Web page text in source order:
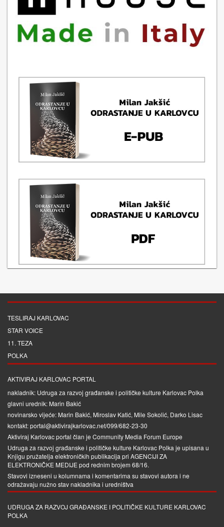
TESLIRAJ KARLOVAC
STAR VOICE
11. TEZA
POLKA
AKTIVIRAJ KARLOVAC PORTAL
nakladnik: Udruga za razvoj građanske i političke kulture Karlovac Polka
glavni urednik: Marin Bakić
novinarsko vijeće: Marin Bakić, Miroslav Katić, Mile Sokolić, Darko Lisac
kontakt: portal@aktivirajkarlovac.net/099/682-23-30
Aktiviraj Karlovac portal član je Community Media Forum Europe
Udruga za razvoj građanske i političke kulture Karlovac Polka je upisana u
Knjigu pružatelja elektroničkih publikacija pri AGENCIJI ZA
ELEKTRONIČKE MEDIJEpod rednim brojem 68/16.
Stavovi izneseni u kolumnama i komentarima su stavovi autora i ne
odražavaju nužno stav nakladnika i uredništva
UDRUGA ZA RAZVOJ GRAĐANSKE I POLITIČKE KULTURE KARLOVAC
POLKA